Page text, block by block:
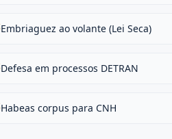
Embriaguez ao volante (Lei Seca)
Defesa em processos DETRAN
Habeas corpus para CNH